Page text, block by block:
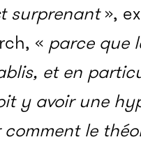
surprenant»,
« parce que
et en
y avoir une
le